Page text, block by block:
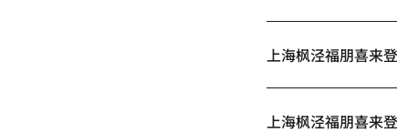
上海枫泾福朋喜来
上海枫泾福朋喜来